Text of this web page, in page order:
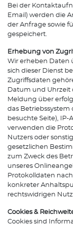
Bei der
Email) werden die
der Anfrage sowie
gespeichert.
Erhebung von
Wir erheben Daten
sich dieser Dienst
Zugriffsdaten
Datum und Uhrzeit
Meldung über
das Betriebssystem
besuchte Seite),
verwenden die
Nutzers oder
gesetzlichen
zum Zweck des
unseres
Protokolldaten
konkreter
rechtswidrigen
Cookies &
Cookies sind